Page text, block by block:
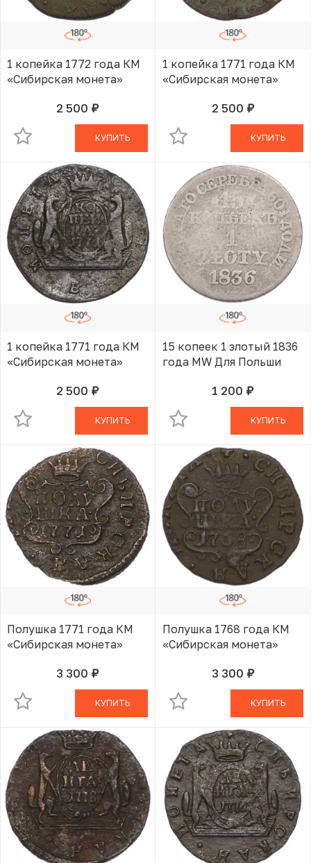
1 копейка 1772 года КМ
«Сибирская монета»
2 500 руб.
В КОРЗИНЕ
КУПИТЬ
1 копейка 1771 года КМ
«Сибирская монета»
2 500 руб.
В КОРЗИНЕ
КУПИТЬ
1 копейка 1771 года КМ
«Сибирская монета»
2 500 руб.
В КОРЗИНЕ
КУПИТЬ
15 копеек 1 злотый 1836
года MW Для Польши
1 200 руб.
В КОРЗИНЕ
КУПИТЬ
Полушка 1771 года КМ
«Сибирская монета»
3 300 руб.
В КОРЗИНЕ
КУПИТЬ
Полушка 1768 года КМ
«Сибирская монета»
3 300 руб.
В КОРЗИНЕ
КУПИТЬ